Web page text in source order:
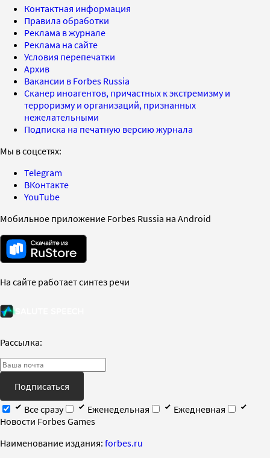
Контактная информация
Правила обработки
Реклама в журнале
Реклама на сайте
Условия перепечатки
Архив
Вакансии в Forbes Russia
Сканер иноагентов, причастных к экстремизму и
терроризму и организаций, признанных
нежелательными
Подписка на печатную версию журнала
Мы в соцсетях:
Telegram
ВКонтакте
YouTube
Мобильное приложение Forbes Russia на Android
На сайте работает синтез речи
Рассылка:
Подписаться
Все сразу
Еженедельная
Ежедневная
Новости Forbes Games
Наименование издания: forbes.ru